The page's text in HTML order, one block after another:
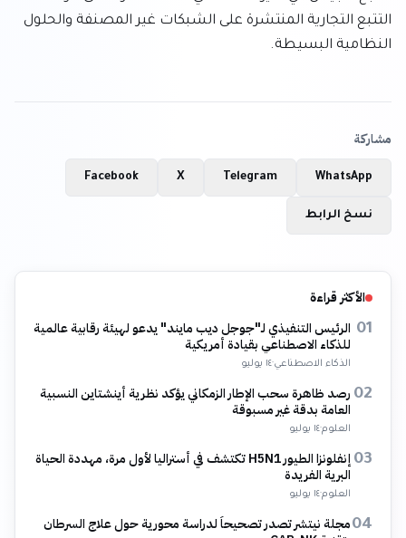
النظامية البسيطة.
مشاركة
WhatsApp
Telegram
X
Facebook
نسخ الرابط
الأكثر قراءة
01 الرئيس التنفيذي لـ"جوجل ديب مايند" يدعو لهيئة رقابية عالمية
للذكاء الاصطناعي بقيادة أمريكية
الذكاء الاصطناعي·١٤ يوليو
02 رصد ظاهرة سحب الإطار الزمكاني يؤكد نظرية أينشتاين النسبية
العامة بدقة غير مسبوقة
العلوم·١٤ يوليو
03
إنفلونزا الطيور H5N1 تكتشف في أستراليا لأول مرة، مهددة الحياة
البرية الفريدة
العلوم·١٤ يوليو
04مجلة نيتشر تصدر تصحيحاً لدراسة محورية حول علاج السرطان